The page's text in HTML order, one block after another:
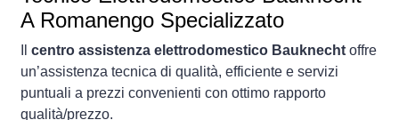
A Romanengo Specializzato
centro assistenza elettrodomestico Bauknecht offre
un’assistenza tecnica di qualità, efficiente e servizi
puntuali a prezzi convenienti con ottimo rapporto
qualità/prezzo.